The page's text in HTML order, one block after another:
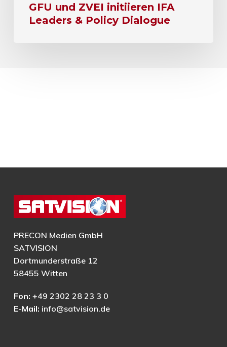
GFU und ZVEI initiieren IFA
Leaders & Policy Dialogue
PRECON Medien GmbH
SATVISION
Dortmunderstraße 12
58455 Witten
Fon: +49 2302 28 23 3 0
E-Mail: info@satvision.de